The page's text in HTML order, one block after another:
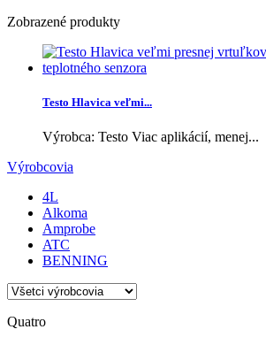
Zobrazené produkty
Testo Hlavica veľmi...
Výrobca: Testo Viac aplikácií, menej...
Výrobcovia
4L
Alkoma
Amprobe
ATC
BENNING
Quatro